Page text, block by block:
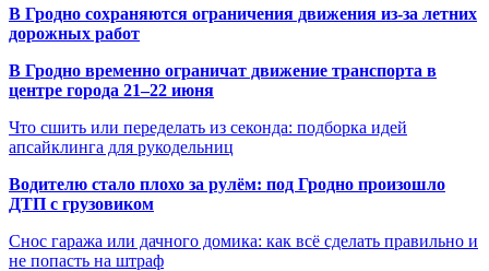
В Гродно сохраняются ограничения движения из-за летних
дорожных работ
В Гродно временно ограничат движение транспорта в
центре города 21–22 июня
Что сшить или переделать из секонда: подборка идей
апсайклинга для рукодельниц
Водителю стало плохо за рулём: под Гродно произошло
ДТП с грузовиком
Снос гаража или дачного домика: как всё сделать правильно и
не попасть на штраф